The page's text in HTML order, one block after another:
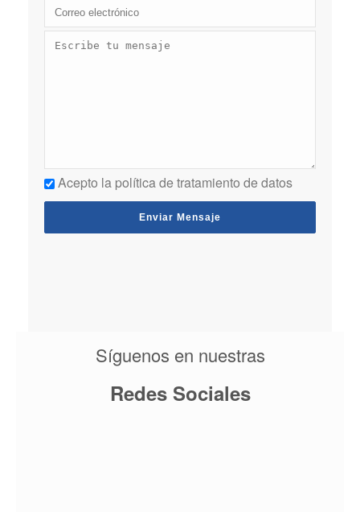
Acepto la política de tratamiento de datos
Síguenos en nuestras
Redes Sociales